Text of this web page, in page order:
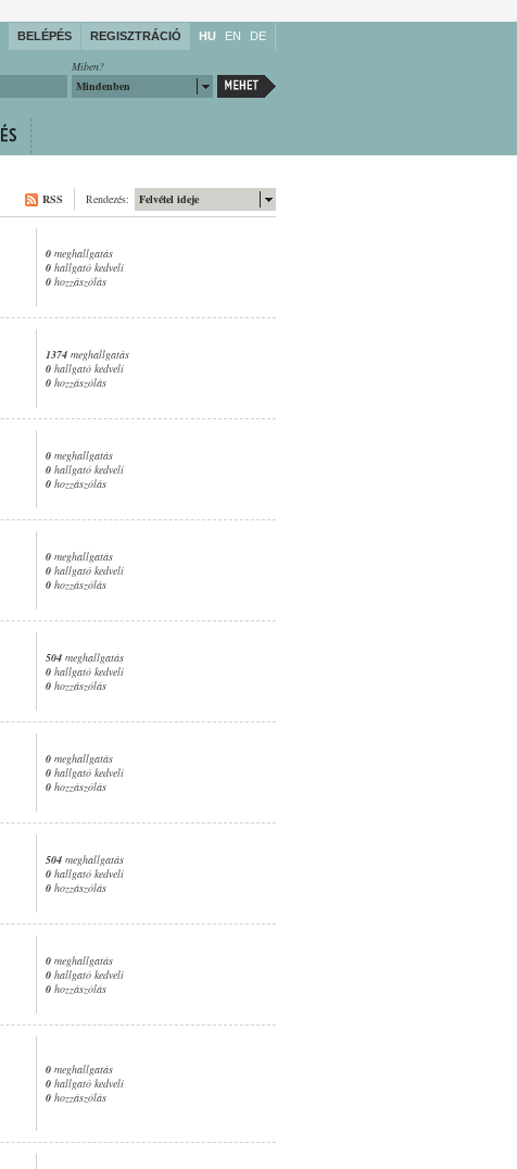
BELÉPÉS REGISZTRÁCIÓ HU EN DE
Miben?
Mindenben
Felvétel ideje
Rendezés:
RSS
0 meghallgatás
0 hallgató kedveli
0 hozzászólás
1374 meghallgatás
0 hallgató kedveli
0 hozzászólás
0 meghallgatás
0 hallgató kedveli
0 hozzászólás
0 meghallgatás
0 hallgató kedveli
0 hozzászólás
504 meghallgatás
0 hallgató kedveli
0 hozzászólás
0 meghallgatás
0 hallgató kedveli
0 hozzászólás
504 meghallgatás
0 hallgató kedveli
0 hozzászólás
0 meghallgatás
0 hallgató kedveli
0 hozzászólás
0 meghallgatás
0 hallgató kedveli
0 hozzászólás